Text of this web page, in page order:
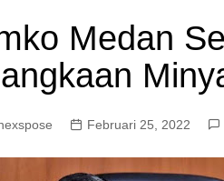
Medan
Februari 25, 2022